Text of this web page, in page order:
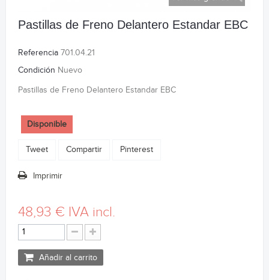
Pastillas de Freno Delantero Estandar EBC
Referencia 701.04.21
Condición Nuevo
Pastillas de Freno Delantero Estandar EBC
Disponible
Tweet Compartir Pinterest
Imprimir
48,93 € IVA incl.
Añadir al carrito